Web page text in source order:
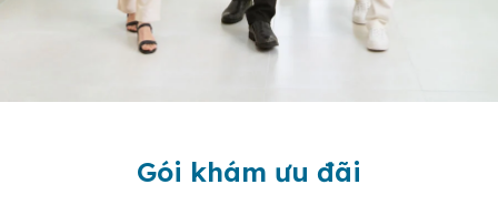
Gói khám ưu đãi